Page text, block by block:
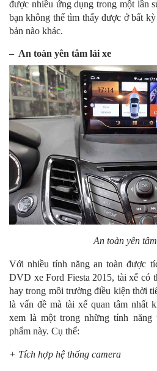
được nhiều ứng dụng trong một lần
bạn không thể tìm thấy được ở bất
bản nào khác.
– An toàn yên tâm lái xe
An toàn yên
Với nhiều tính năng an toàn được
DVD xe Ford Fiesta 2015, tài xế có
hay trong môi trường điều kiện thời
là vấn đề mà tài xế quan tâm nhất
xem là một trong những tính năng
phẩm này. Cụ thể:
+ Tích hợp hệ thống camera